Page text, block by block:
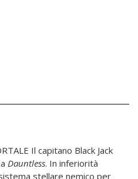
Il capitano Black Jack
Dauntless. In inferiorità
stellare nemico per